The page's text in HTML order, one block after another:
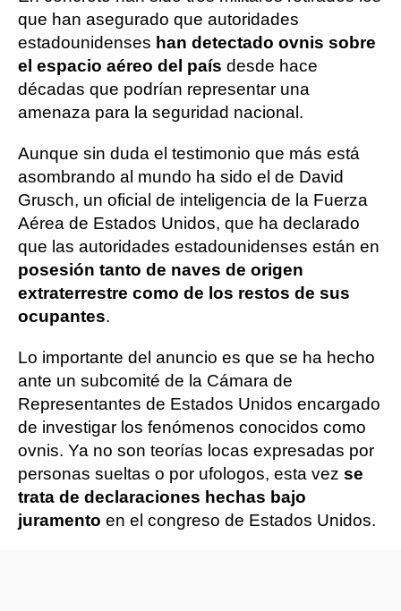
que han asegurado que autoridades
estadounidenses han detectado ovnis sobre
el espacio aéreo del país desde hace
décadas que podrían representar una
amenaza para la seguridad nacional.
Aunque sin duda el testimonio que más está
asombrando al mundo ha sido el de David
Grusch, un oficial de inteligencia de la Fuerza
Aérea de Estados Unidos, que ha declarado
que las autoridades estadounidenses están en
posesión tanto de naves de origen
extraterrestre como de los restos de sus
ocupantes.
Lo importante del anuncio es que se ha hecho
ante un subcomité de la Cámara de
Representantes de Estados Unidos encargado
de investigar los fenómenos conocidos como
ovnis. Ya no son teorías locas expresadas por
personas sueltas o por ufologos, esta vez se
trata de declaraciones hechas bajo
juramento en el congreso de Estados Unidos.